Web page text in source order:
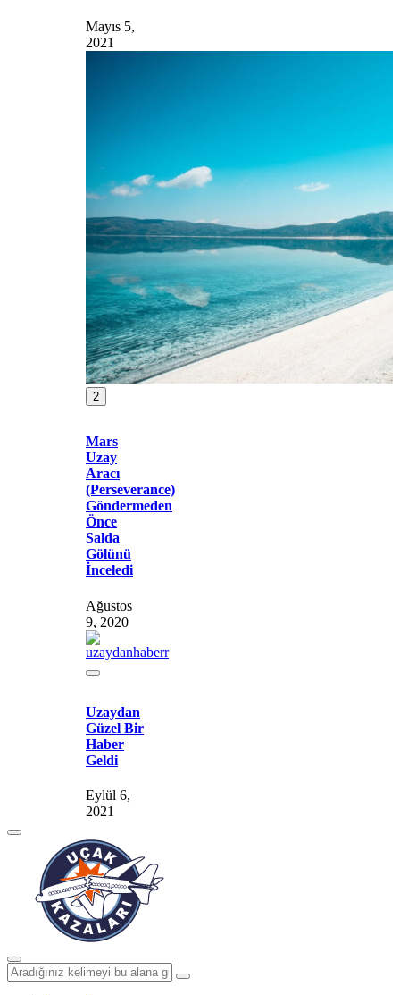
Mayıs 5,
2021
2
Mars
Uzay
Aracı
(Perseverance)
Göndermeden
Önce
Salda
Gölünü
İnceledi
Ağustos
9, 2020
Uzaydan
Güzel Bir
Haber
Geldi
Eylül 6,
2021